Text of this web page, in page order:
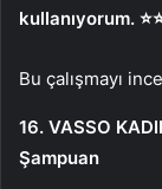
kullanıyorum.
Bu çalışmayı
16. VASSO
Şampuan